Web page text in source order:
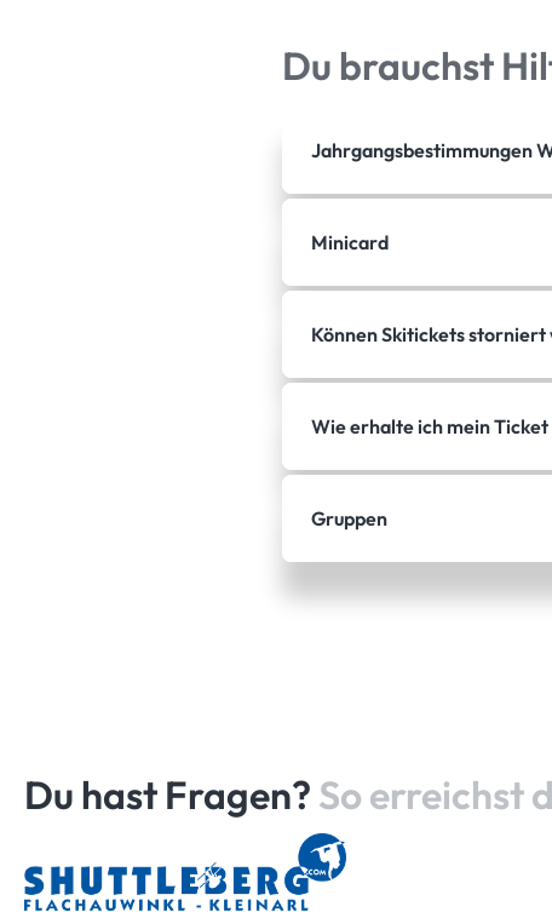
Du brauchst
Jahrgangsbestimmungen
Minicard
Können Skitickets storniert
Wie erhalte ich mein Ticket
Gruppen
Du hast Fragen? So erreichst
Startseite